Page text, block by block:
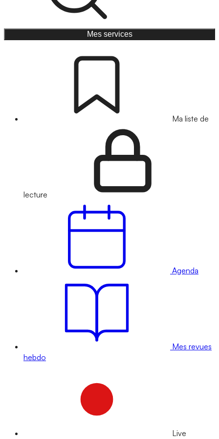
Mes services
Ma liste de
lecture
Agenda
Mes revues
hebdo
Live